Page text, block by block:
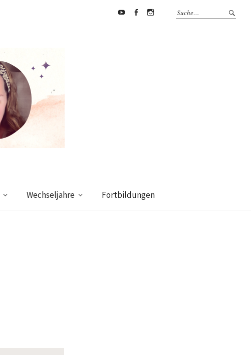
Wechseljahre Fortbildungen